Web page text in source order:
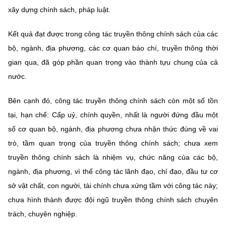
xây dựng chính sách, pháp luật.
Kết quả đạt được trong công tác truyền thông chính sách của các
bộ, ngành, địa phương, các cơ quan báo chí, truyền thông thời
gian qua, đã góp phần quan trọng vào thành tựu chung của cả
nước.
Bên cạnh đó, công tác truyền thông chính sách còn một số tồn
tại, hạn chế: Cấp uỷ, chính quyền, nhất là người đứng đầu một
số cơ quan bộ, ngành, địa phương chưa nhận thức đúng về vai
trò, tầm quan trọng của truyền thông chính sách; chưa xem
truyền thông chính sách là nhiệm vụ, chức năng của các bộ,
ngành, địa phương, vì thế công tác lãnh đạo, chỉ đạo, đầu tư cơ
sở vật chất, con người, tài chính chưa xứng tầm với công tác này;
chưa hình thành được đội ngũ truyền thông chính sách chuyên
trách, chuyên nghiệp.